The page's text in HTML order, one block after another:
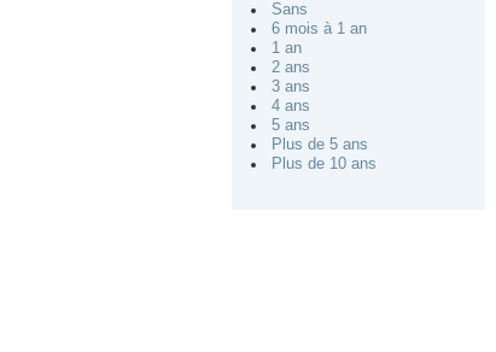
Sans
6 mois à 1 an
1 an
2 ans
3 ans
4 ans
5 ans
Plus de 5 ans
Plus de 10 ans